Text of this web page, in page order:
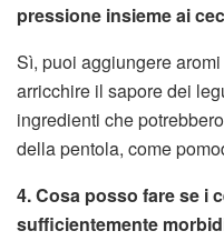
pressione insieme ai
Sì, puoi aggiungere
arricchire il sapore dei
ingredienti che
della pentola, come
4. Cosa posso fare se i
sufficientemente